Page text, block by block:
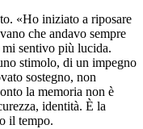
«Ho iniziato a riposare
che andavo sempre
mi sentivo più lucida.
stimolo, di un impegno
sostegno, non
la memoria non è
identità. È la
il tempo.